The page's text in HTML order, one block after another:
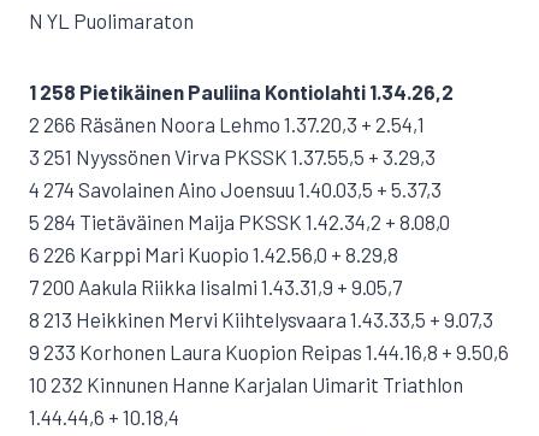
N YL Puolimaraton
1 258 Pietikäinen Pauliina Kontiolahti 1.34.26,2
2 266 Räsänen Noora Lehmo 1.37.20,3 + 2.54,1
3 251 Nyyssönen Virva PKSSK 1.37.55,5 + 3.29,3
4 274 Savolainen Aino Joensuu 1.40.03,5 + 5.37,3
5 284 Tietäväinen Maija PKSSK 1.42.34,2 + 8.08,0
6 226 Karppi Mari Kuopio 1.42.56,0 + 8.29,8
7 200 Aakula Riikka Iisalmi 1.43.31,9 + 9.05,7
8 213 Heikkinen Mervi Kiihtelysvaara 1.43.33,5 + 9.07,3
9 233 Korhonen Laura Kuopion Reipas 1.44.16,8 + 9.50,6
10 232 Kinnunen Hanne Karjalan Uimarit Triathlon
1.44.44,6 + 10.18,4